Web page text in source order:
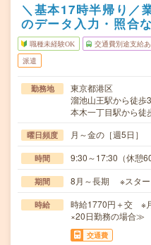
＼基本17時半帰り／
のデータ入力・照合
職種未経験OK 交通費別途支給あ
派遣
勤務地
東京都港区
溜池山王駅から徒歩
本木一丁目駅から徒
曜日頻度 月～金の［週5日］
時間 9:30～17:30（休憩60
期間 8月～長期 ※スター
時給
時給1770円＋交 ※
×20日勤務の場合≫
交通費